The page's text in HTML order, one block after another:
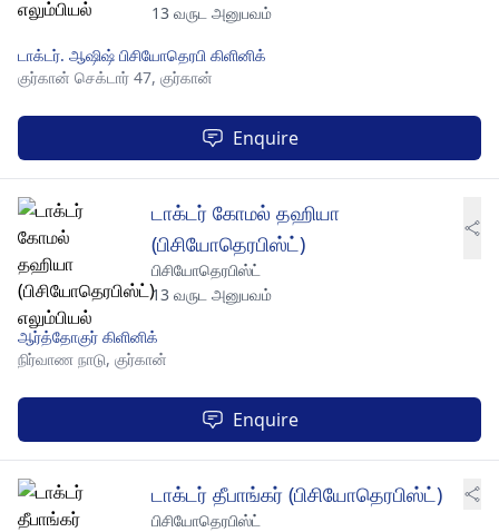
13 வருட அனுபவம்
டாக்டர். ஆஷிஷ் பிசியோதெரபி கிளினிக்
குர்கான் செக்டார் 47, குர்கான்
Enquire
டாக்டர் கோமல் தஹியா
(பிசியோதெரபிஸ்ட்)
பிசியோதெரபிஸ்ட்
13 வருட அனுபவம்
ஆர்த்தோகுர் கிளினிக்
நிர்வாண நாடு, குர்கான்
Enquire
டாக்டர் தீபாங்கர் (பிசியோதெரபிஸ்ட்)
பிசியோதெரபிஸ்ட்